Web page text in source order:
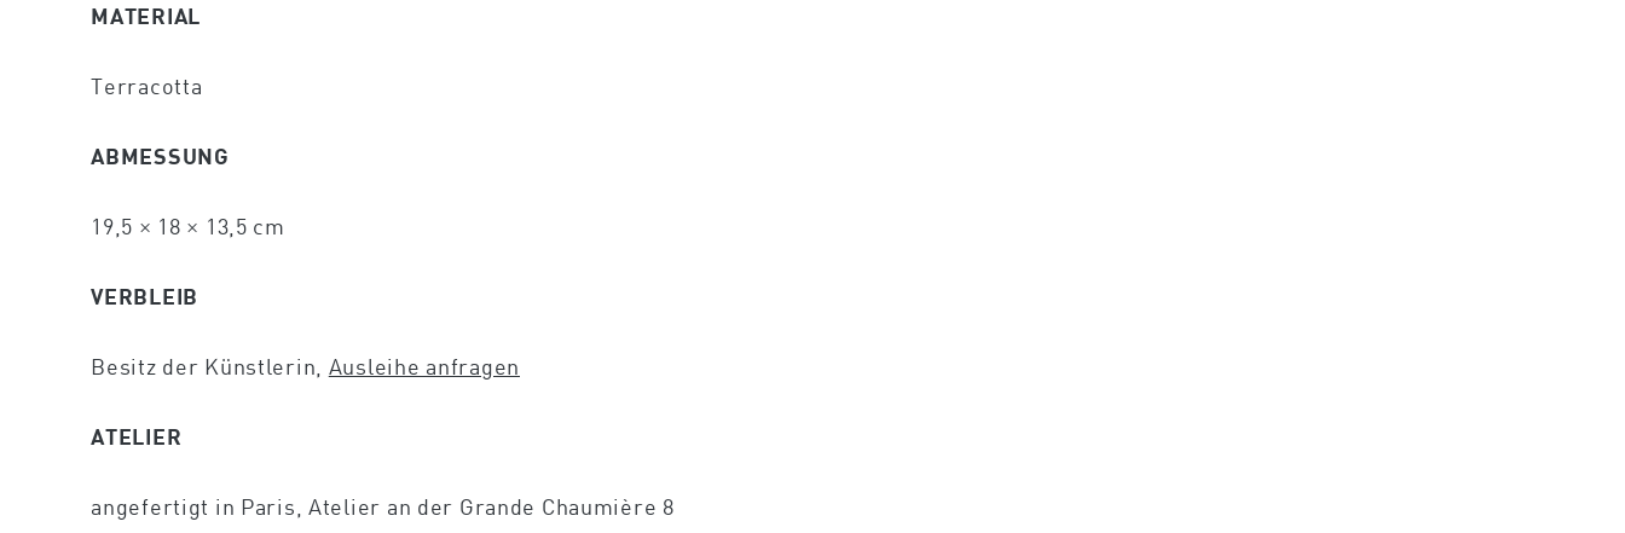
MATERIAL
Terracotta
ABMESSUNG
19,5 × 18 × 13,5 cm
VERBLEIB
Besitz der Künstlerin, Ausleihe anfragen
ATELIER
angefertigt in Paris, Atelier an der Grande Chaumière 8